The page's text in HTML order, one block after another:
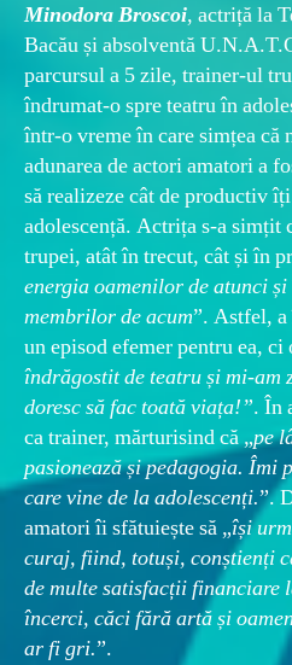
Minodora Broscoi, actriță la
Bacău și absolventă
parcursul a 5 zile, trainer-ul
îndrumat-o spre teatru în
într-o vreme în care simțea că
adunarea de actori amatori a
să realizeze cât de productiv
adolescență. Actrița s-a simțit
trupei, atât în trecut, cât și în
energia oamenilor de atunci
membrilor de acum”. Astfel, a
un episod efemer pentru ea,
îndrăgostit de teatru și mi-am
doresc să fac toată viața!”. În
ca trainer, mărturisind că „pe
pasionează și pedagogia. Îmi
care vine de la adolescenți.”.
amatori îi sfătuiește să „își
curaj, fiind, totuși, conștienți
de multe satisfacții financiare
încerci, căci fără artă și
ar fi gri.”.